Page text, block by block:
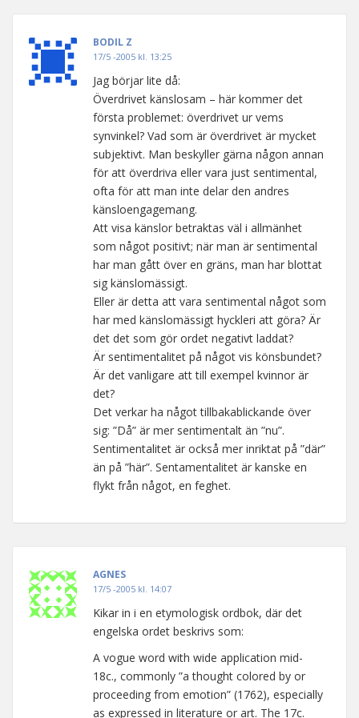
BODIL Z
17/5 -2005 kl. 13:25
Jag börjar lite då:
Överdrivet känslosam – här kommer det
första problemet: överdrivet ur vems
synvinkel? Vad som är överdrivet är mycket
subjektivt. Man beskyller gärna någon annan
för att överdriva eller vara just sentimental,
ofta för att man inte delar den andres
känsloengagemang.
Att visa känslor betraktas väl i allmänhet
som något positivt; när man är sentimental
har man gått över en gräns, man har blottat
sig känslomässigt.
Eller är detta att vara sentimental något som
har med känslomässigt hyckleri att göra? Är
det det som gör ordet negativt laddat?
Är sentimentalitet på något vis könsbundet?
Är det vanligare att till exempel kvinnor är
det?
Det verkar ha något tillbakablickande över
sig: ”Då” är mer sentimentalt än ”nu”.
Sentimentalitet är också mer inriktat på ”där”
än på ”här”. Sentamentalitet är kanske en
flykt från något, en feghet.
AGNES
17/5 -2005 kl. 14:07
Kikar in i en etymologisk ordbok, där det
engelska ordet beskrivs som:
A vogue word with wide application mid-
18c., commonly ”a thought colored by or
proceeding from emotion” (1762), especially
as expressed in literature or art. The 17c.